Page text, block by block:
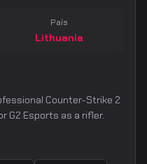
País
Lithuania
Counter-Strike 2
G2 Esports as a rifler.